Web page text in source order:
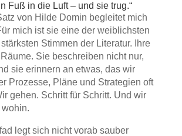
Fuß in die Luft – und sie trug.“
von Hilde Domin begleitet mich
mich ist sie eine der weiblichsten
Stimmen der Literatur. Ihre
Sie beschreiben nicht nur,
sie erinnern an etwas, das wir
Prozesse, Pläne und Strategien oft
gehen. Schritt für Schritt. Und wir
legt sich nicht vorab sauber